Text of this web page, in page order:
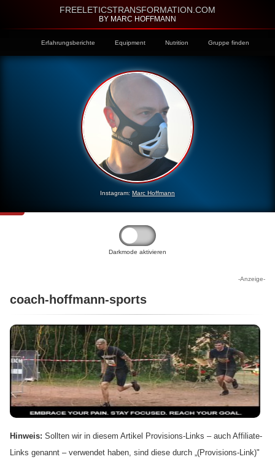
FREELETICSTRANSFORMATION.COM
BY MARC HOFFMANN
Erfahrungsberichte Equipment Nutrition Gruppe finden
Instagram: Marc Hoffmann
Darkmode aktivieren
-Anzeige-
coach-hoffmann-sports
Hinweis: Sollten wir in diesem Artikel Provisions-Links – auch Affiliate-
Links genannt – verwendet haben, sind diese durch „(Provisions-Link)"